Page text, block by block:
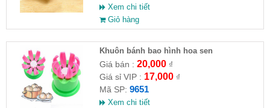
Xem chi tiết
Giỏ hàng
Khuôn bánh bao hình hoa sen
Giá bán : 20,000₫
Giá sỉ VIP : 17,000₫
Mã SP: 9651
Xem chi tiết